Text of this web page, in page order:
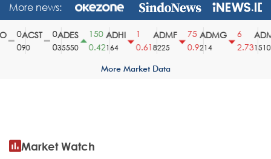
More news:
ACST
90
ADES
35550
150
0.42
ADHI
164
0.61
ADMF
8225
75
0.9
ADMG
214
2.731510
More Market Data
Market Watch